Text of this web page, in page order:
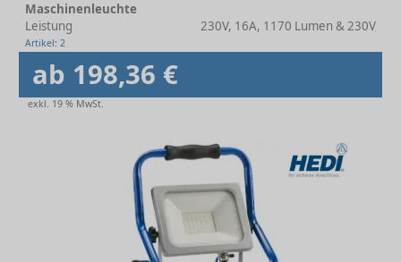
Maschinenleuchte
Leistung
230V, 16A, 1170 Lumen & 230V,
Artikel: 2
ab 198,36 €
exkl. 19 % MwSt.